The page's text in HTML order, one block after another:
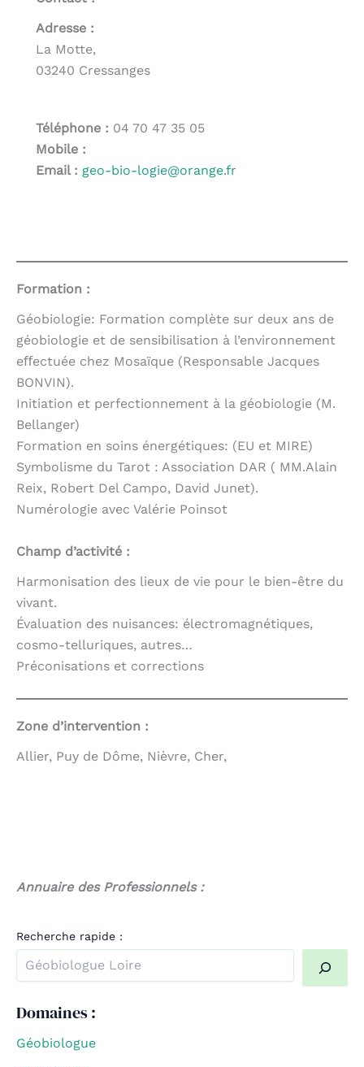
Annuaire des Professionnels :
Recherche rapide :
Domaines :
Géobiologue
Adresse :
La Motte,
03240 Cressanges
Téléphone : 04 70 47 35 05
Mobile :
Email : geo-bio-logie@orange.fr
Formation :
Géobiologie: Formation complète sur deux ans de
géobiologie et de sensibilisation à l’environnement
eﬀectuée chez Mosaïque (Responsable Jacques
BONVIN).
Initiation et perfectionnement à la géobiologie (M.
Bellanger)
Formation en soins énergétiques: (EU et MIRE)
Symbolisme du Tarot : Association DAR ( MM.Alain
Reix, Robert Del Campo, David Junet).
Numérologie avec Valérie Poinsot
Champ d’activité :
Harmonisation des lieux de vie pour le bien-être du
vivant.
Évaluation des nuisances: électromagnétiques,
cosmo-telluriques, autres…
Préconisations et corrections
Zone d’intervention :
Allier, Puy de Dôme, Nièvre, Cher,